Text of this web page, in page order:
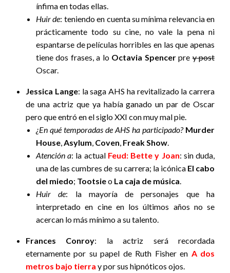
ínfima en todas ellas.
Huir de: teniendo en cuenta su mínima relevancia en
prácticamente todo su cine, no vale la pena ni
espantarse de películas horribles en las que apenas
tiene dos frases, a lo Octavia Spencerprey post
Oscar.
Jessica Lange: la saga AHS ha revitalizado la carrera
de una actriz que ya había ganado un par de Oscar
pero que entró en el siglo XXI con muy mal pie.
¿En qué temporadas de AHS ha participado? Murder
House Asylum Coven Freak Show
Atención a: la actual Feud: Bette y Joan: sin duda,
una de las cumbres de su carrera; la icónica El cabo
del miedo; Tootsieo La caja de música
Huir de: la mayoría de personajes que ha
interpretado en cine en los últimos años no se
acercan lo más mínimo a su talento.
Frances Conroy: la actriz será recordada
eternamente por su papel de Ruth Fisher en A dos
metros bajo tierra y por sus hipnóticos ojos.